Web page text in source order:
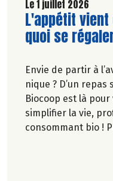
Le 1 juillet 2026
Lire la suite
L'appétit
quoi se
Envie de partir à
nique ? D’un repas
Biocoop est là
simplifier la vie,
consommant bio !